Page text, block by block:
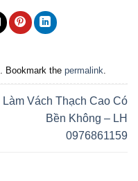
. Bookmark the permalink.
Làm Vách Thạch Cao Có
Bền Không – LH
0976861159